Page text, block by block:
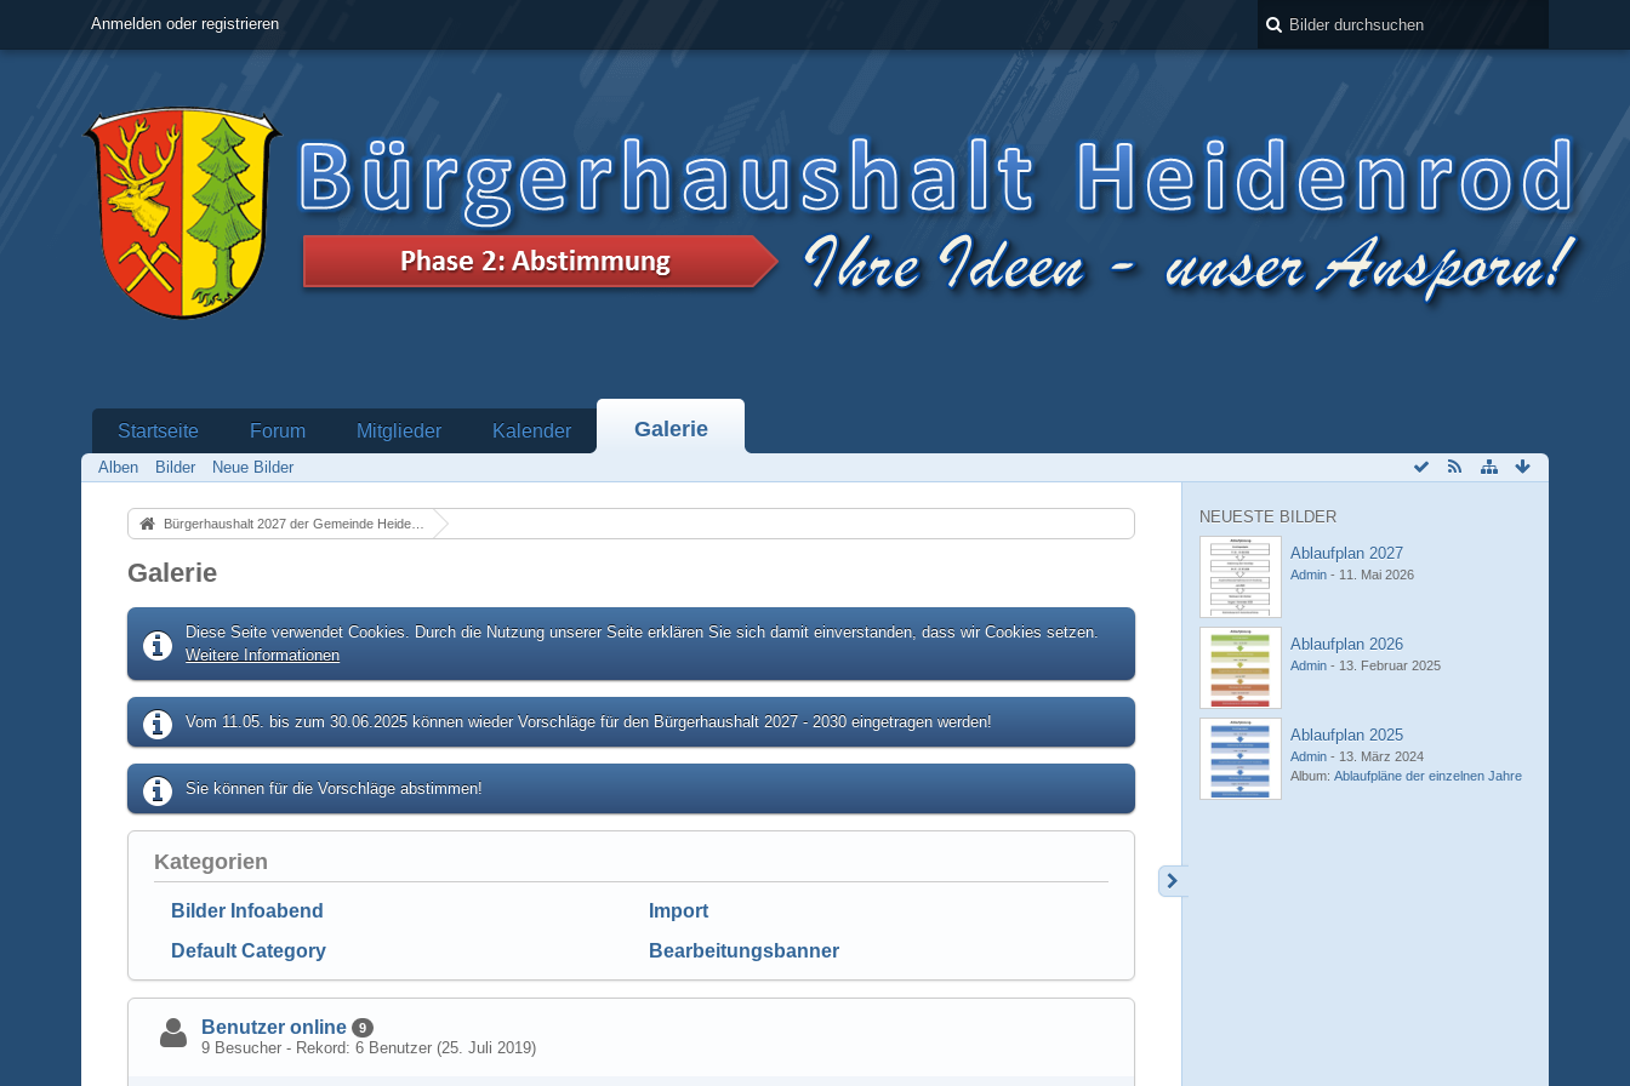
Anmelden oder registrieren
Startseite Forum Mitglieder Kalender Galerie
Alben Bilder Neue Bilder
Bürgerhaushalt 2027 der Gemeinde Heidenrod
Galerie
Diese Seite verwendet Cookies. Durch die Nutzung unserer Seite erklären Sie sich damit einverstanden, dass wir Cookies setzen.
Weitere Informationen
Vom 11.05. bis zum 30.06.2025 können wieder Vorschläge für den Bürgerhaushalt 2027 - 2030 eingetragen werden!
Sie können für die Vorschläge abstimmen!
Kategorien
Bilder Infoabend
Import
Default Category
Bearbeitungsbanner
Benutzer online 9
9 Besucher - Rekord: 6 Benutzer (25. Juli 2019)
NEUESTE BILDER
Ablaufplan 2027
Admin - 11. Mai 2026
Ablaufplan 2026
Admin - 13. Februar 2025
Ablaufplan 2025
Admin - 13. März 2024
Album:Ablaufpläne der einzelnen Jahre